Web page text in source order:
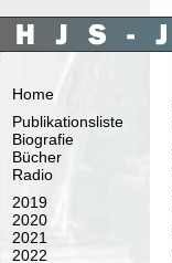
Home
Publikationsliste
Biografie
Bücher
Radio
2019
2020
2021
2022